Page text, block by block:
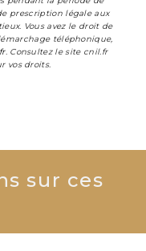
prescription légale aux
Vous avez le droit de
téléphonique,
. Consultez le site cnil.fr
vos droits.
sur ces